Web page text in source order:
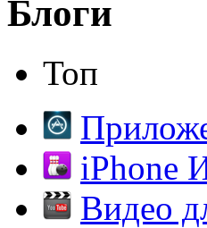
Блоги
Топ
iPhone
Видео